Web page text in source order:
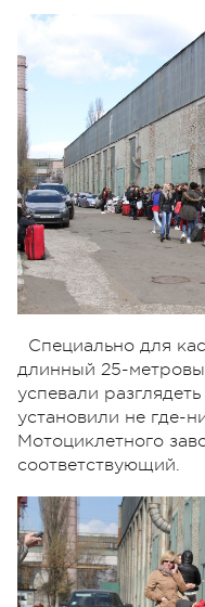
Специально для
длинный 25-
успевали
установили не где-
Мотоциклетного
соответствующий.